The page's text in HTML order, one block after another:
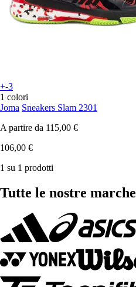
+-3
1 colori
Joma Sneakers Slam 2301
A partire da 115,00 €
106,00 €
1 su 1 prodotti
Tutte le nostre marche